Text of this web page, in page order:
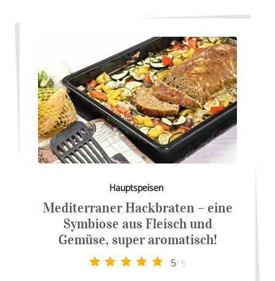
Hauptspeisen
Mediterraner Hackbraten – eine
Symbiose aus Fleisch und
Gemüse, super aromatisch!
5/ 5